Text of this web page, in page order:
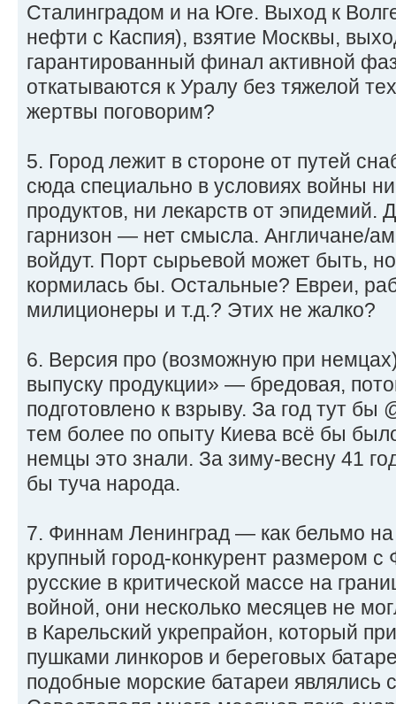
Сталинградом и на Юге. Выход к
нефти с Каспия), взятие Москвы,
гарантированный финал активной
откатываются к Уралу без тяжелой
жертвы поговорим?
5. Город лежит в стороне от путей
сюда специально в условиях войны
продуктов, ни лекарств от эпидемий.
гарнизон — нет смысла. Англичане/
войдут. Порт сырьевой может быть,
кормилась бы. Остальные? Евреи,
милиционеры и т.д.? Этих не жалко?
6. Версия про (возможную при
выпуску продукции» — бредовая,
подготовлено к взрыву. За год тут бы
тем более по опыту Киева всё бы
немцы это знали. За зиму-весну 41
бы туча народа.
7. Финнам Ленинград — как бельмо
крупный город-конкурент размером
русские в критической массе на
войной, они несколько месяцев не
в Карельский укрепрайон, который
пушками линкоров и береговых
подобные морские батареи являлись